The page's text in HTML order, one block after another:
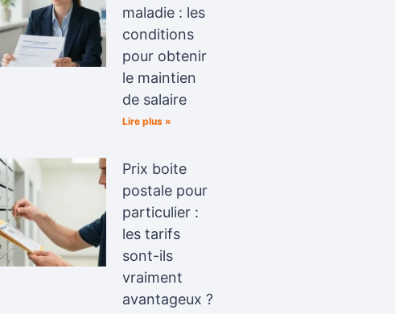
maladie : les
conditions
pour obtenir
le maintien
de salaire
Lire plus »
Prix boite
postale pour
particulier :
les tarifs
sont-ils
vraiment
avantageux ?